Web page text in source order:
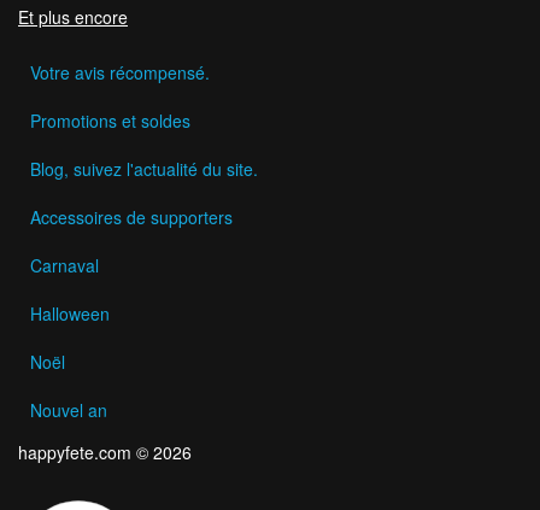
Et plus encore
Votre avis récompensé.
Promotions et soldes
Blog, suivez l'actualité du site.
Accessoires de supporters
Carnaval
Halloween
Noël
Nouvel an
happyfete.com © 2026